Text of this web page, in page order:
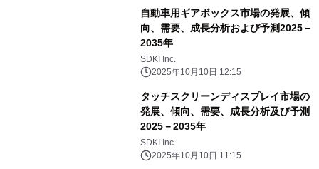
自動車用ギアボックス市場の発展、傾
向、需要、成長分析および予測2025－
2035年
SDKI Inc.
2025年10月10日 12:15
タッチスクリーンディスプレイ市場の
発展、傾向、需要、成長分析及び予測
2025－2035年
SDKI Inc.
2025年10月10日 11:15